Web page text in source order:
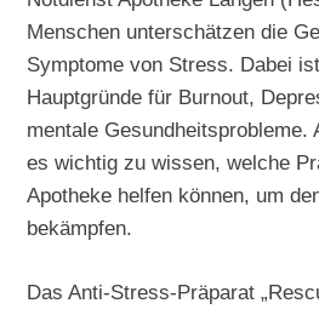
Menschen unterschätzen die
Symptome von Stress. Dabei
Hauptgründe für Burnout,
mentale Gesundheitsprobleme.
es wichtig zu wissen, welche
Apotheke helfen können, um
bekämpfen.
Das Anti-Stress-Präparat